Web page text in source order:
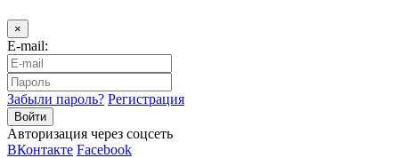
×
E-mail:
Забыли пароль? Регистрация
Авторизация через соцсеть
ВКонтакте Facebook